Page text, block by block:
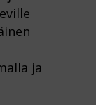
ja